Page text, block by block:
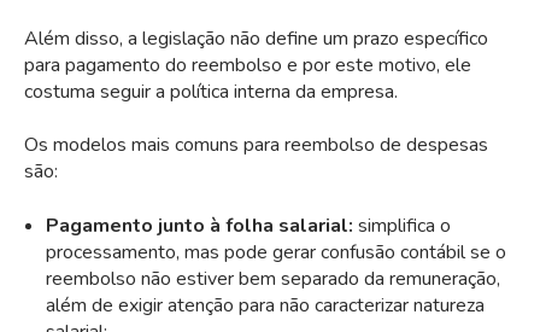
Além disso, a legislação não define um prazo específico
para pagamento do reembolso e por este motivo, ele
costuma seguir a política interna da empresa.
Os modelos mais comuns para reembolso de despesas
são:
Pagamento junto à folha salarial: simplifica o
processamento, mas pode gerar confusão contábil se o
reembolso não estiver bem separado da remuneração,
além de exigir atenção para não caracterizar natureza